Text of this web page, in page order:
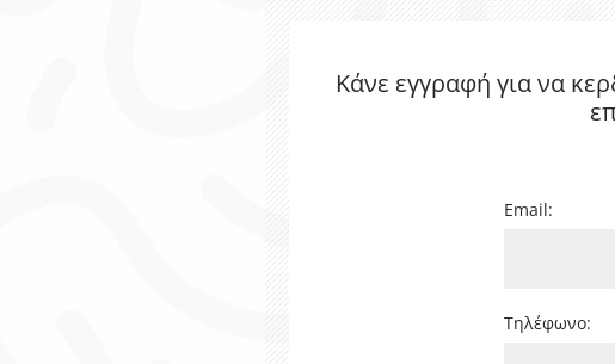
Κάνε εγγραφή για να
Email:
Τηλέφωνο: